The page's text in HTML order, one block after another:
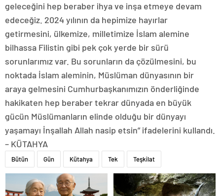
geleceğini hep beraber ihya ve inşa etmeye devam
edeceğiz. 2024 yılının da hepimize hayırlar
getirmesini, ülkemize, milletimize İslam alemine
bilhassa Filistin gibi pek çok yerde bir sürü
sorunlarımız var. Bu sorunların da çözülmesini, bu
noktada İslam aleminin, Müslüman dünyasının bir
araya gelmesini Cumhurbaşkanımızın önderliğinde
hakikaten hep beraber tekrar dünyada en büyük
gücün Müslümanların elinde olduğu bir dünyayı
yaşamayı İnşallah Allah nasip etsin” ifadelerini kullandı.
– KÜTAHYA
Bütün Gün Kütahya Tek Teşkilat